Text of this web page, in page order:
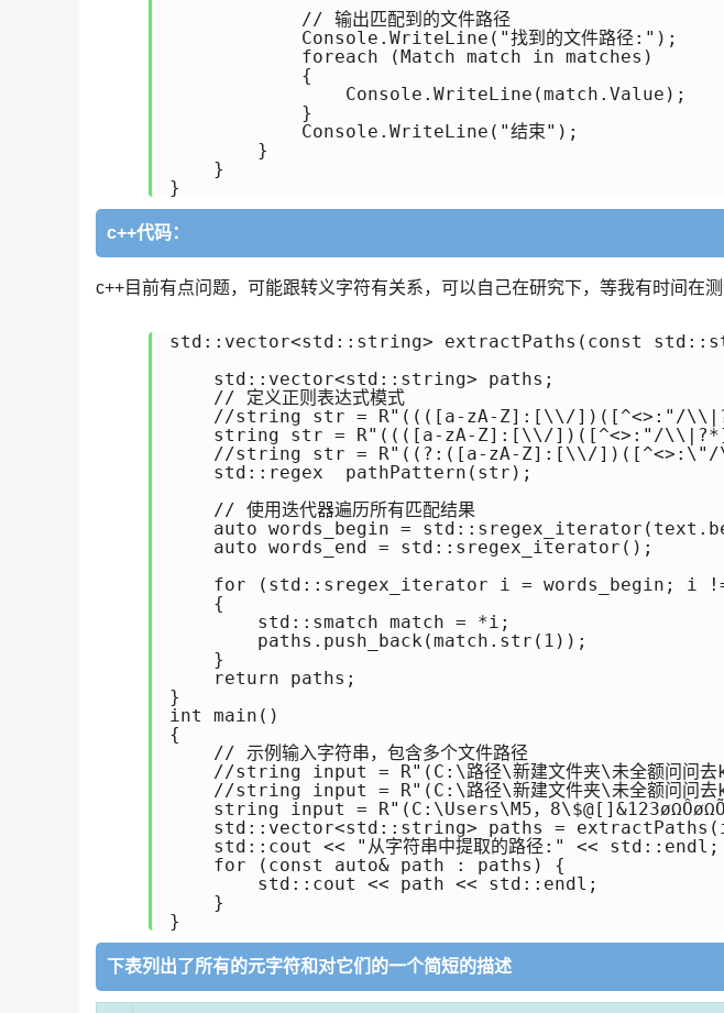
            // 输出匹配到的文件路径
            Console.WriteLine("找到的文件路径:");
            foreach (Match match in matches)
            {
                Console.WriteLine(match.Value);
            }
            Console.WriteLine("结束");
        }
    }
}
c++代码：
c++目前有点问题，可能跟转义字符有关系，可以自己在研究下，等我有时间在
std::vector<std::string> extractPaths(const
    std::vector<std::string> paths;
    // 定义正则表达式模式
//string str = R"((([a-zA-Z]:[\\/])([^<>:"/
string str = R"((([a-zA-Z]:[\\/])([^<>:"/
//string str = R"((?:([a-zA-Z]:[\\/])([^<>:\"/
    std::regex  pathPattern(str);
    // 使用迭代器遍历所有匹配结果
auto words_begin =
    auto words_end = std::sregex_iterator();
for (std::sregex_iterator i = words_begin; i
    {
        std::smatch match = *i;
        paths.push_back(match.str(1));
    }
    return paths;
}
int main()
{
    // 示例输入字符串，包含多个文件路径
//string input = R"(C:\路径\新建文件夹\未全额问
//string input = R"(C:\路径\新建文件夹\未全额问
string input = R"(C:\Users\M5，
std::vector<std::string> paths =
    std::cout << "从字符串中提取的路径:" << std::endl;
    for (const auto& path : paths) {
        std::cout << path << std::endl;
    }
}
下表列出了所有的元字符和对它们的一个简短的描述